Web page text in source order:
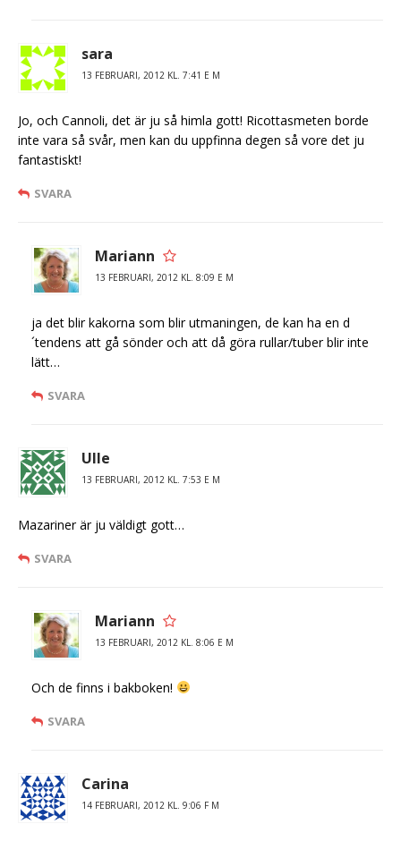
sara
13 FEBRUARI, 2012 KL. 7:41 E M
Jo, och Cannoli, det är ju så himla gott! Ricottasmeten borde
inte vara så svår, men kan du uppfinna degen så vore det ju
fantastiskt!
SVARA
Mariann
13 FEBRUARI, 2012 KL. 8:09 E M
ja det blir kakorna som blir utmaningen, de kan ha en d
´tendens att gå sönder och att då göra rullar/tuber blir inte
lätt…
SVARA
Ulle
13 FEBRUARI, 2012 KL. 7:53 E M
Mazariner är ju väldigt gott…
SVARA
Mariann
13 FEBRUARI, 2012 KL. 8:06 E M
Och de finns i bakboken!
SVARA
Carina
14 FEBRUARI, 2012 KL. 9:06 F M